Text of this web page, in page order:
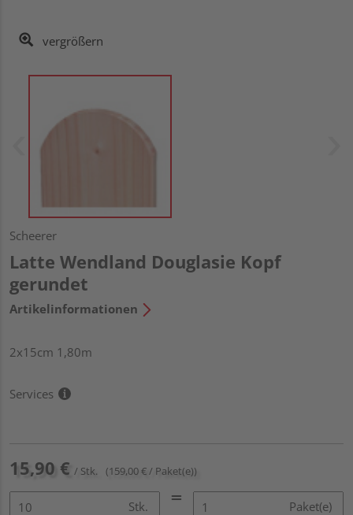
vergrößern
Scheerer
Latte Wendland Douglasie Kopf
gerundet
Artikelinformationen
2x15cm 1,80m
Services
15,90 € / Stk. (159,00 € / Paket(e))
Stk. Paket(e)